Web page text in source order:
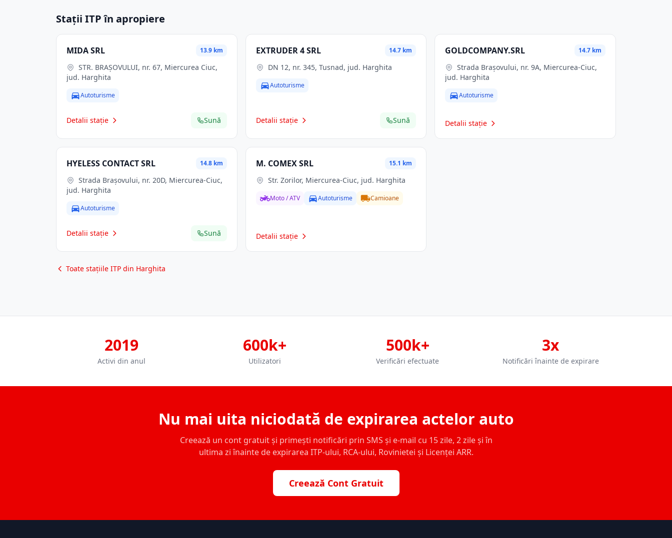
Stații ITP în apropiere
MIDA SRL 13.9 km
jud. Harghita
Autoturisme
Detalii stație Sună
EXTRUDER 4 SRL 14.7 km
DN 12, nr. 345, Tusnad, jud. Harghita
Autoturisme
Detalii stație Sună
GOLDCOMPANY.SRL 14.7 km
Strada Brașovului, nr. 9A, Miercurea-Ciuc,
jud. Harghita
Autoturisme
Detalii stație
HYELESS CONTACT SRL 14.8 km
jud. Harghita
Autoturisme
Detalii stație Sună
M. COMEX SRL 15.1 km
Str. Zorilor, Miercurea-Ciuc, jud. Harghita
Moto / ATV Autoturisme Camioane
Detalii stație
Toate stațiile ITP din Harghita
2019
Activi din anul
600k+
Utilizatori
500k+
Verificări efectuate
3x
Notificări înainte de expirare
Nu mai uita niciodată de expirarea actelor auto
Creează un cont gratuit și primești notificări prin SMS și e-mail cu 15 zile, 2 zile și în
ultima zi înainte de expirarea ITP-ului, RCA-ului, Rovinietei și Licenței ARR.
Creează Cont Gratuit